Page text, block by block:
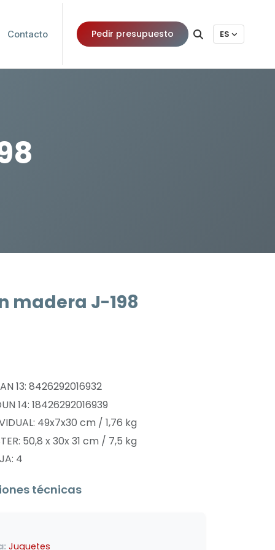
Contacto Pedir presupuesto ES
madera J-198
13: 8426292016932
14: 18426292016939
49x7x30 cm / 1,76 kg
50,8 x 30x 31 cm / 7,5 kg
4
técnicas
Juguetes